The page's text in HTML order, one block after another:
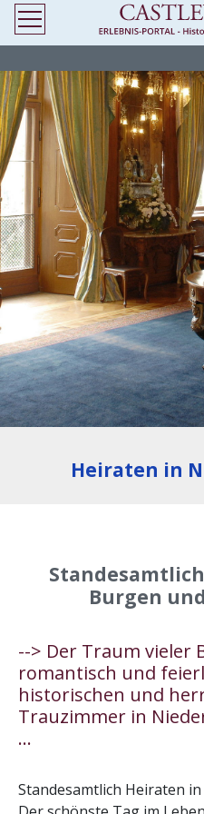
Schlössern - Castlewelt
Heiraten in
Burgen
--> Der Traum vieler
romantisch und
historischen und
Trauzimmer in
...
Standesamtlich Heiraten